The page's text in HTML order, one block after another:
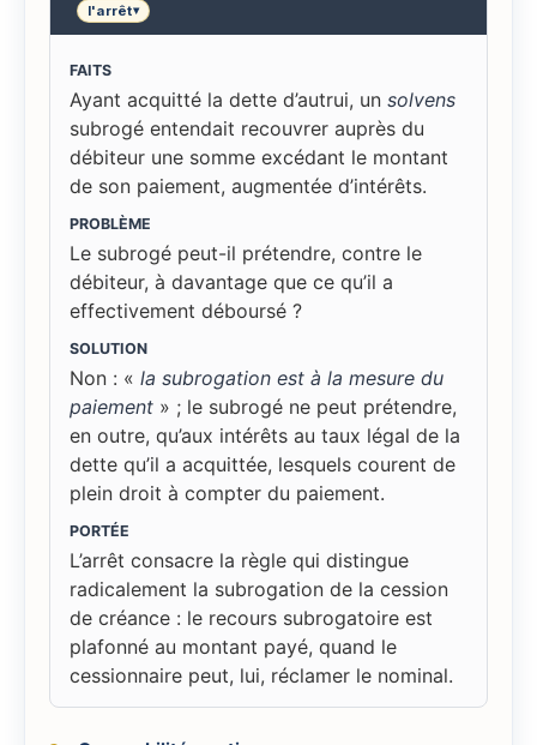
l'arrêt▾
FAITS
Ayant acquitté la dette d’autrui, un solvens
subrogé entendait recouvrer auprès du
débiteur une somme excédant le montant
de son paiement, augmentée d’intérêts.
PROBLÈME
Le subrogé peut-il prétendre, contre le
débiteur, à davantage que ce qu’il a
effectivement déboursé ?
SOLUTION
Non : « la subrogation est à la mesure du
paiement » ; le subrogé ne peut prétendre,
en outre, qu’aux intérêts au taux légal de la
dette qu’il a acquittée, lesquels courent de
plein droit à compter du paiement.
PORTÉE
L’arrêt consacre la règle qui distingue
radicalement la subrogation de la cession
de créance : le recours subrogatoire est
plafonné au montant payé, quand le
cessionnaire peut, lui, réclamer le nominal.